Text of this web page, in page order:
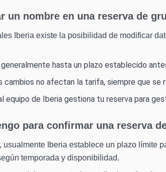
un nombre en una reserva de
Iberia existe la posibilidad de modificar
hasta un plazo establecido
cambios no afectan la tarifa, siempre que se
equipo de Iberia gestiona tu reserva para
para confirmar una reserva
usualmente Iberia establece un plazo límite
temporada y disponibilidad.